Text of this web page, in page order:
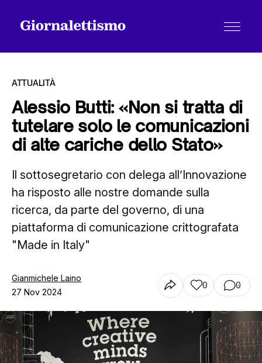
Tutti gli articoli
Chi siamo
Contatti
ATTUALITÀ
Alessio Butti: «Non si tratta di
tutelare solo le comunicazioni
di alte cariche dello Stato»
Il sottosegretario con delega all’Innovazione
ha risposto alle nostre domande sulla
ricerca, da parte del governo, di una
piattaforma di comunicazione crittografata
"Made in Italy"
Gianmichele Laino
27 Nov 2024
0 0